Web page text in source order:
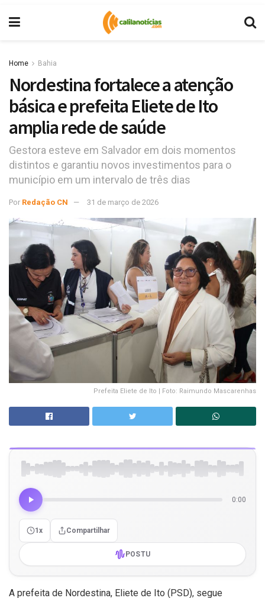
Home Bahia
Nordestina fortalece a atenção
básica e prefeita Eliete de Ito
amplia rede de saúde
Gestora esteve em Salvador em dois momentos
distintos e garantiu novos investimentos para o
município em um intervalo de três dias
Por Redação CN 31 de março de 2026
Prefeita Eliete de Ito | Foto: Raimundo Mascarenhas
0:00
1x Compartilhar
POSTU
A prefeita de Nordestina, Eliete de Ito (PSD), segue